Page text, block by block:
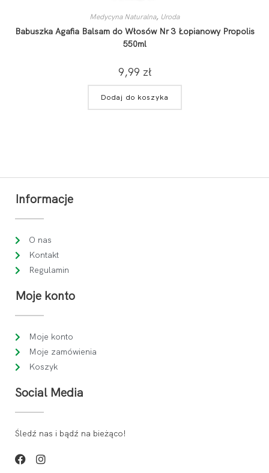
Medycyna Naturalna, Uroda
Babuszka Agafia Balsam do Włosów Nr 3 Łopianowy Propolis
550ml
9,99 zł
Dodaj do koszyka
Informacje
O nas
Kontakt
Regulamin
Moje konto
Moje konto
Moje zamówienia
Koszyk
Social Media
Śledź nas i bądź na bieżąco!